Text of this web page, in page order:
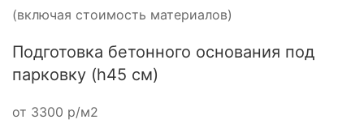
(включая стоимость материалов)
Подготовка бетонного основания под
парковку (h45 см)
от 3300 р/м2